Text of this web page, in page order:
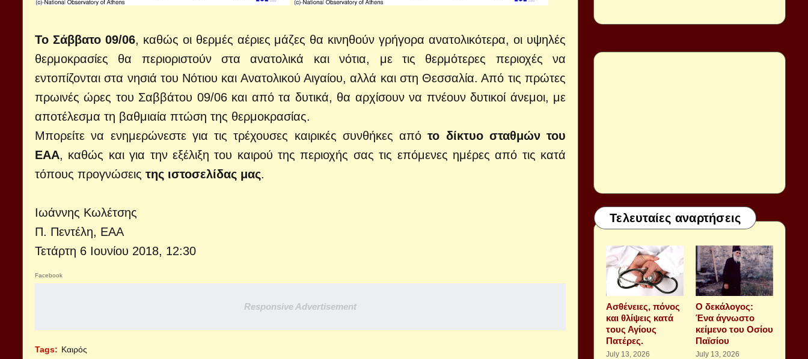
Το Σάββατο 09/06, καθώς οι θερμές αέριες μάζες θα κινηθούν γρήγορα ανατολικότερα, οι υψηλές
θερμοκρασίες θα περιοριστούν στα ανατολικά και νότια, με τις θερμότερες περιοχές να
εντοπίζονται στα νησιά του Νότιου και Ανατολικού Αιγαίου, αλλά και στη Θεσσαλία. Από τις πρώτες
πρωινές ώρες του Σαββάτου 09/06 και από τα δυτικά, θα αρχίσουν να πνέουν δυτικοί άνεμοι, με
αποτέλεσμα τη βαθμιαία πτώση της θερμοκρασίας.
Μπορείτε να ενημερώνεστε για τις τρέχουσες καιρικές συνθήκες απότο δίκτυο σταθμών του
ΕΑΑ, καθώς και για την εξέλιξη του καιρού της περιοχής σας τις επόμενες ημέρες από τις κατά
τόπους προγνώσεις της ιστοσελίδας μας.
Ιωάννης Κωλέτσης
Π. Πεντέλη, ΕΑΑ
Τετάρτη 6 Ιουνίου 2018, 12:30
Facebook
Responsive Advertisement
Tags: Καιρός
Τελευταίες αναρτήσεις
Aσθένειες, πόνος
και θλίψεις κατά
τους Αγίους
Πατέρες.
July 13, 2026
Ο δεκάλογος:
Ένα άγνωστο
κείμενο του Οσίου
Παϊσίου
July 13, 2026